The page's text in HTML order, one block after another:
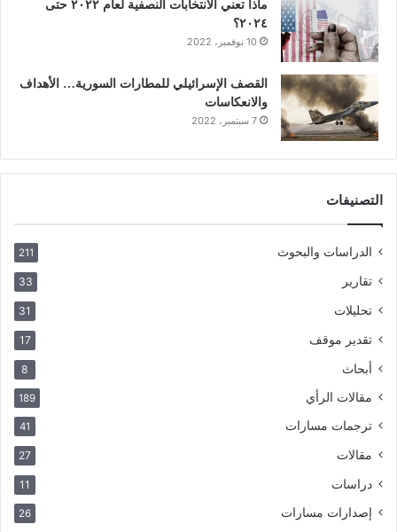
ماذا تعني الانتخابات النصفية لعام ٢٠٢٢ حتى
٢٠٢٤؟
10 نوفمبر، 2022
القصف الإسرائيلي للمطارات السورية… الأهداف
والانعكاسات
7 سبتمبر، 2022
التصنيفات
الدراسات والبحوث 211
تقارير 33
تحليلات 31
تقدير موقف 17
أبحاث 8
مقالات الرأي 189
ترجمات مسارات 41
مقالات 27
دراسات 11
إصدارات مسارات 26